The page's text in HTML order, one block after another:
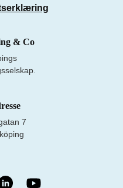
& Co
7